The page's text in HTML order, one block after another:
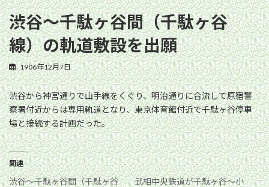
キ
ッ
プ
に
移
動渋谷〜千駄ヶ谷間（千駄ヶ谷
線）の軌道敷設を出願
1906年12月7日
渋谷から神宮通りで山手線をくぐり、明治通りに合流して原宿警
察署付近からは専用軌道となり、東京体育館付近で千駄ヶ谷停車
場と接続する計画だった。
関連
渋谷〜千駄ヶ谷間（千駄ヶ谷
武相中央鉄道が千駄ヶ谷〜小